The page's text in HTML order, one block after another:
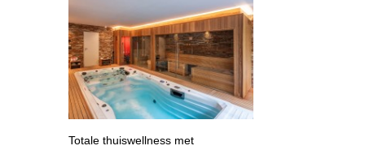
Totale thuiswellness met